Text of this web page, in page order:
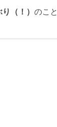
り（！）のこと